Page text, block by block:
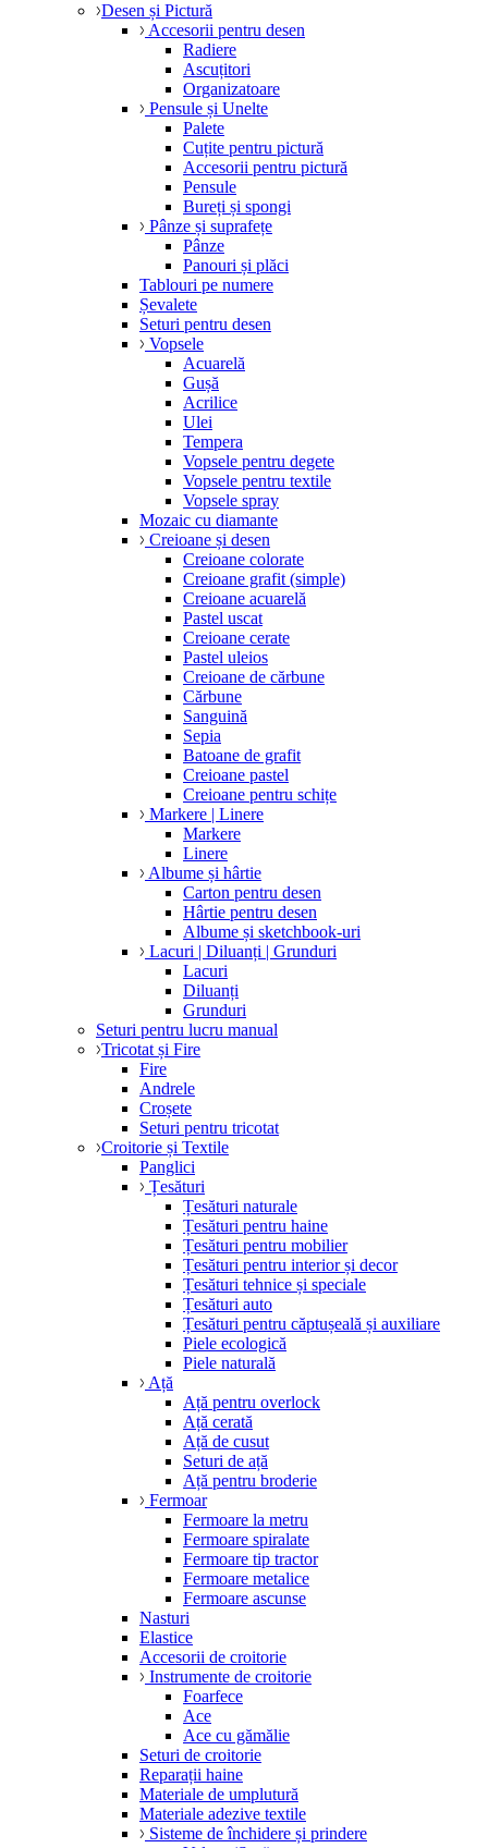
Desen și Pictură
Accesorii pentru desen
Radiere
Ascuțitori
Organizatoare
Pensule și Unelte
Palete
Cuțite pentru pictură
Accesorii pentru pictură
Pensule
Bureți și spongi
Pânze și suprafețe
Pânze
Panouri și plăci
Tablouri pe numere
Șevalete
Seturi pentru desen
Vopsele
Acuarelă
Gușă
Acrilice
Ulei
Tempera
Vopsele pentru degete
Vopsele pentru textile
Vopsele spray
Mozaic cu diamante
Creioane și desen
Creioane colorate
Creioane grafit (simple)
Creioane acuarelă
Pastel uscat
Creioane cerate
Pastel uleios
Creioane de cărbune
Cărbune
Sanguină
Sepia
Batoane de grafit
Creioane pastel
Creioane pentru schițe
Markere | Linere
Markere
Linere
Albume și hârtie
Carton pentru desen
Hârtie pentru desen
Albume și sketchbook-uri
Lacuri | Diluanți | Grunduri
Lacuri
Diluanți
Grunduri
Seturi pentru lucru manual
Tricotat și Fire
Fire
Andrele
Croșete
Seturi pentru tricotat
Croitorie și Textile
Panglici
Țesături
Țesături naturale
Țesături pentru haine
Țesături pentru mobilier
Țesături pentru interior și decor
Țesături tehnice și speciale
Țesături auto
Țesături pentru căptușeală și auxiliare
Piele ecologică
Piele naturală
Ață
Ață pentru overlock
Ață cerată
Ață de cusut
Seturi de ață
Ață pentru broderie
Fermoar
Fermoare la metru
Fermoare spiralate
Fermoare tip tractor
Fermoare metalice
Fermoare ascunse
Nasturi
Elastice
Accesorii de croitorie
Instrumente de croitorie
Foarfece
Ace
Ace cu gămălie
Seturi de croitorie
Reparații haine
Materiale de umplutură
Materiale adezive textile
Sisteme de închidere și prindere